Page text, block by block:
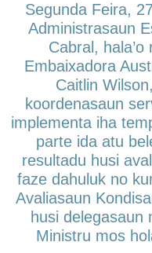
Segunda Feira,
Administrasaun
Cabral,
Embaixadora
Caitlin
koordenasaun
implementa iha
parte ida atu
resultadu husi
faze dahuluk no
Avaliasaun
husi delegasaun
Ministru mos